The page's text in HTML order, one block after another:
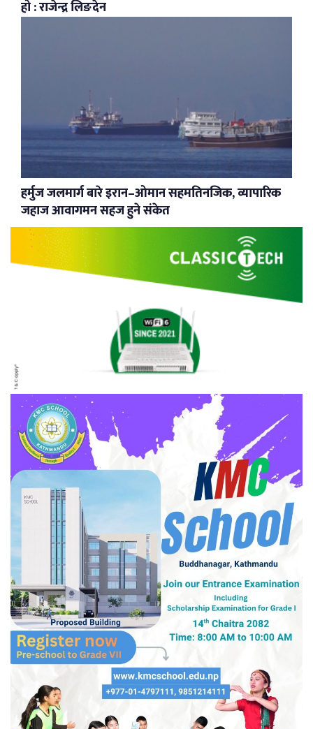
हो : राजेन्द्र लिङदेन
हर्मुज जलमार्ग बारे इरान–ओमान सहमतिनजिक, व्यापारिक
जहाज आवागमन सहज हुने संकेत